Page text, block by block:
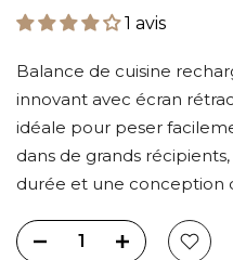
1 avis
Balance de cuisine
innovant avec écran
idéale pour peser
dans de grands
durée et une conception